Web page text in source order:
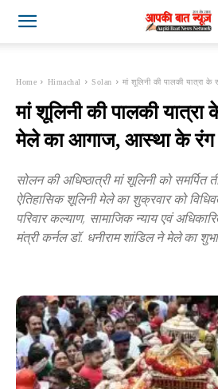
Home Himachal Solan मां शूलिनी की पालकी यात्रा
मां शूलिनी की पालकी यात्रा
मेले का आगाज, आस्था के रंग
सोलन की अधिष्ठात्री मां शूलिनी को समर्पित
ऐतिहासिक शूलिनी मेले का शुक्रवार को
परिवार कल्याण, सामाजिक न्याय एवं
मंत्री कर्नल डॉ. धनीराम शांडिल ने मेले का